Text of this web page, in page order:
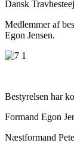
Dansk
Medlemmer af
Egon Jensen.
Bestyrelsen har
Formand Egon
Næstformand